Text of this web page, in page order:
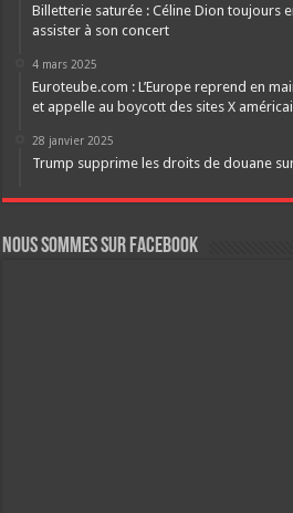
Billetterie saturée : Céline Dion toujours
assister à son concert
4 mars 2025
Euroteube.com : L’Europe reprend en
et appelle au boycott des sites X
28 janvier 2025
Trump supprime les droits de douane
Nous sommes sur FaceBook